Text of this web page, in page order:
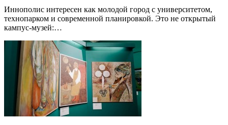
Иннополис интересен как молодой город с университетом,
технопарком и современной планировкой. Это не открытый
кампус-музей:…